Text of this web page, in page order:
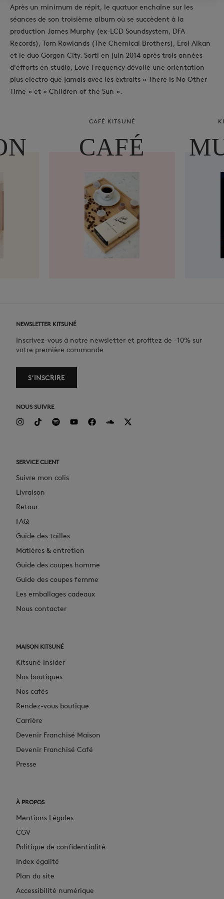
Après un minimum de répit, le quatuor enchaîne sur les
séances de son troisième album où se succèdent à la
production James Murphy (ex-LCD Soundsystem, DFA
Records), Tom Rowlands (The Chemical Brothers), Erol Alkan
et le duo Gorgon City. Sorti en juin 2014 après trois années
d'efforts en studio, Love Frequency dévoile une orientation
plus electro que jamais avec les extraits « There Is No Other
Time » et « Children of the Sun ».
CAFÉ KITSUNÉ
CAFÉ
NEWSLETTER KITSUNÉ
Inscrivez-vous à notre newsletter et profitez de -10% sur
votre première commande
S‘INSCRIRE
NOUS SUIVRE
SERVICE CLIENT
Suivre mon colis
Livraison
Retour
FAQ
Guide des tailles
Matières & entretien
Guide des coupes homme
Guide des coupes femme
Les emballages cadeaux
Nous contacter
MAISON KITSUNÉ
Kitsuné Insider
Nos boutiques
Nos cafés
Rendez-vous boutique
Carrière
Devenir Franchisé Maison
Devenir Franchisé Café
Presse
À PROPOS
Mentions Légales
CGV
Politique de confidentialité
Index égalité
Plan du site
Accessibilité numérique